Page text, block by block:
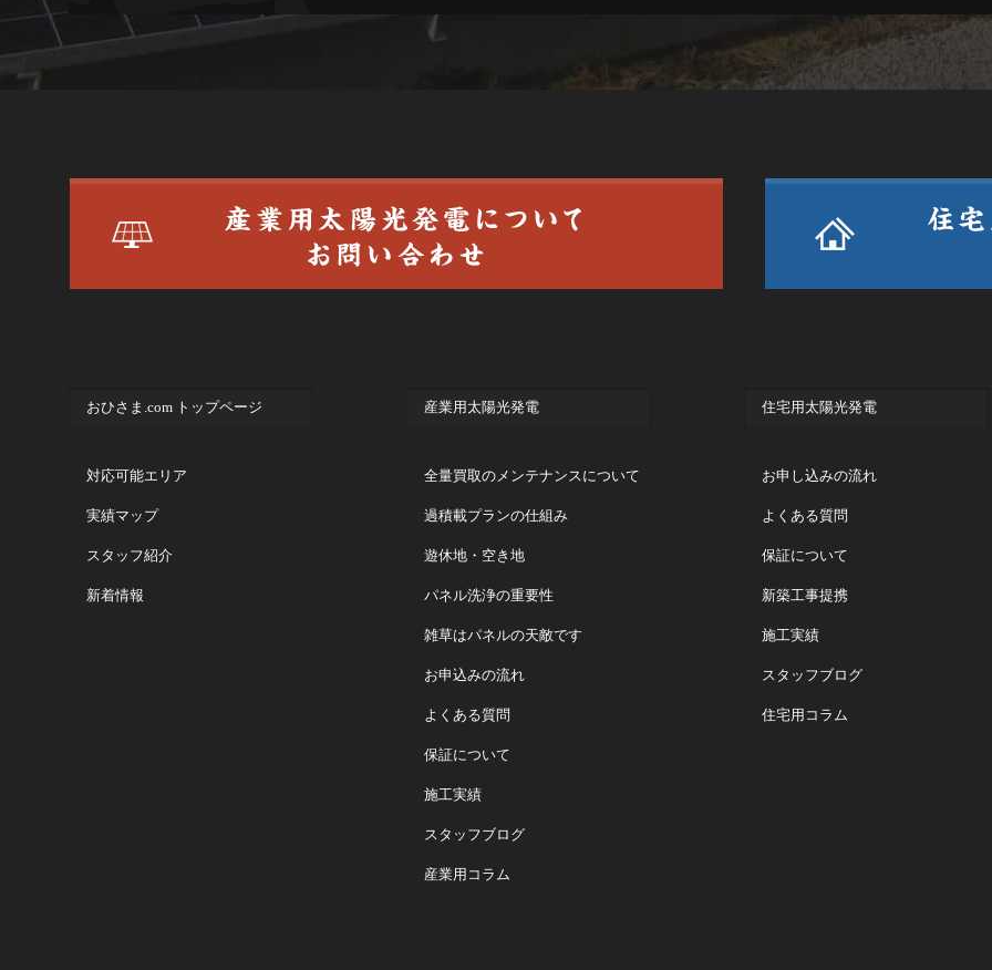
おひさま.com トップページ
対応可能エリア
実績マップ
スタッフ紹介
新着情報
産業用太陽光発電
全量買取のメンテナンスについて
過積載プランの仕組み
遊休地・空き地
パネル洗浄の重要性
雑草はパネルの天敵です
お申込みの流れ
よくある質問
保証について
施工実績
スタッフブログ
産業用コラム
住宅用太陽光発電
お申し込みの流れ
よくある質問
保証について
新築工事提携
施工実績
スタッフブログ
住宅用コラム